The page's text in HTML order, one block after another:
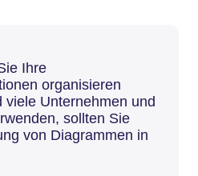
Ihre
organisieren
viele Unternehmen und
sollten Sie
von Diagrammen in